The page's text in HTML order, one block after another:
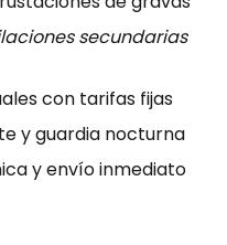
secundarias
con tarifas fijas
y guardia nocturna
y envío inmediato